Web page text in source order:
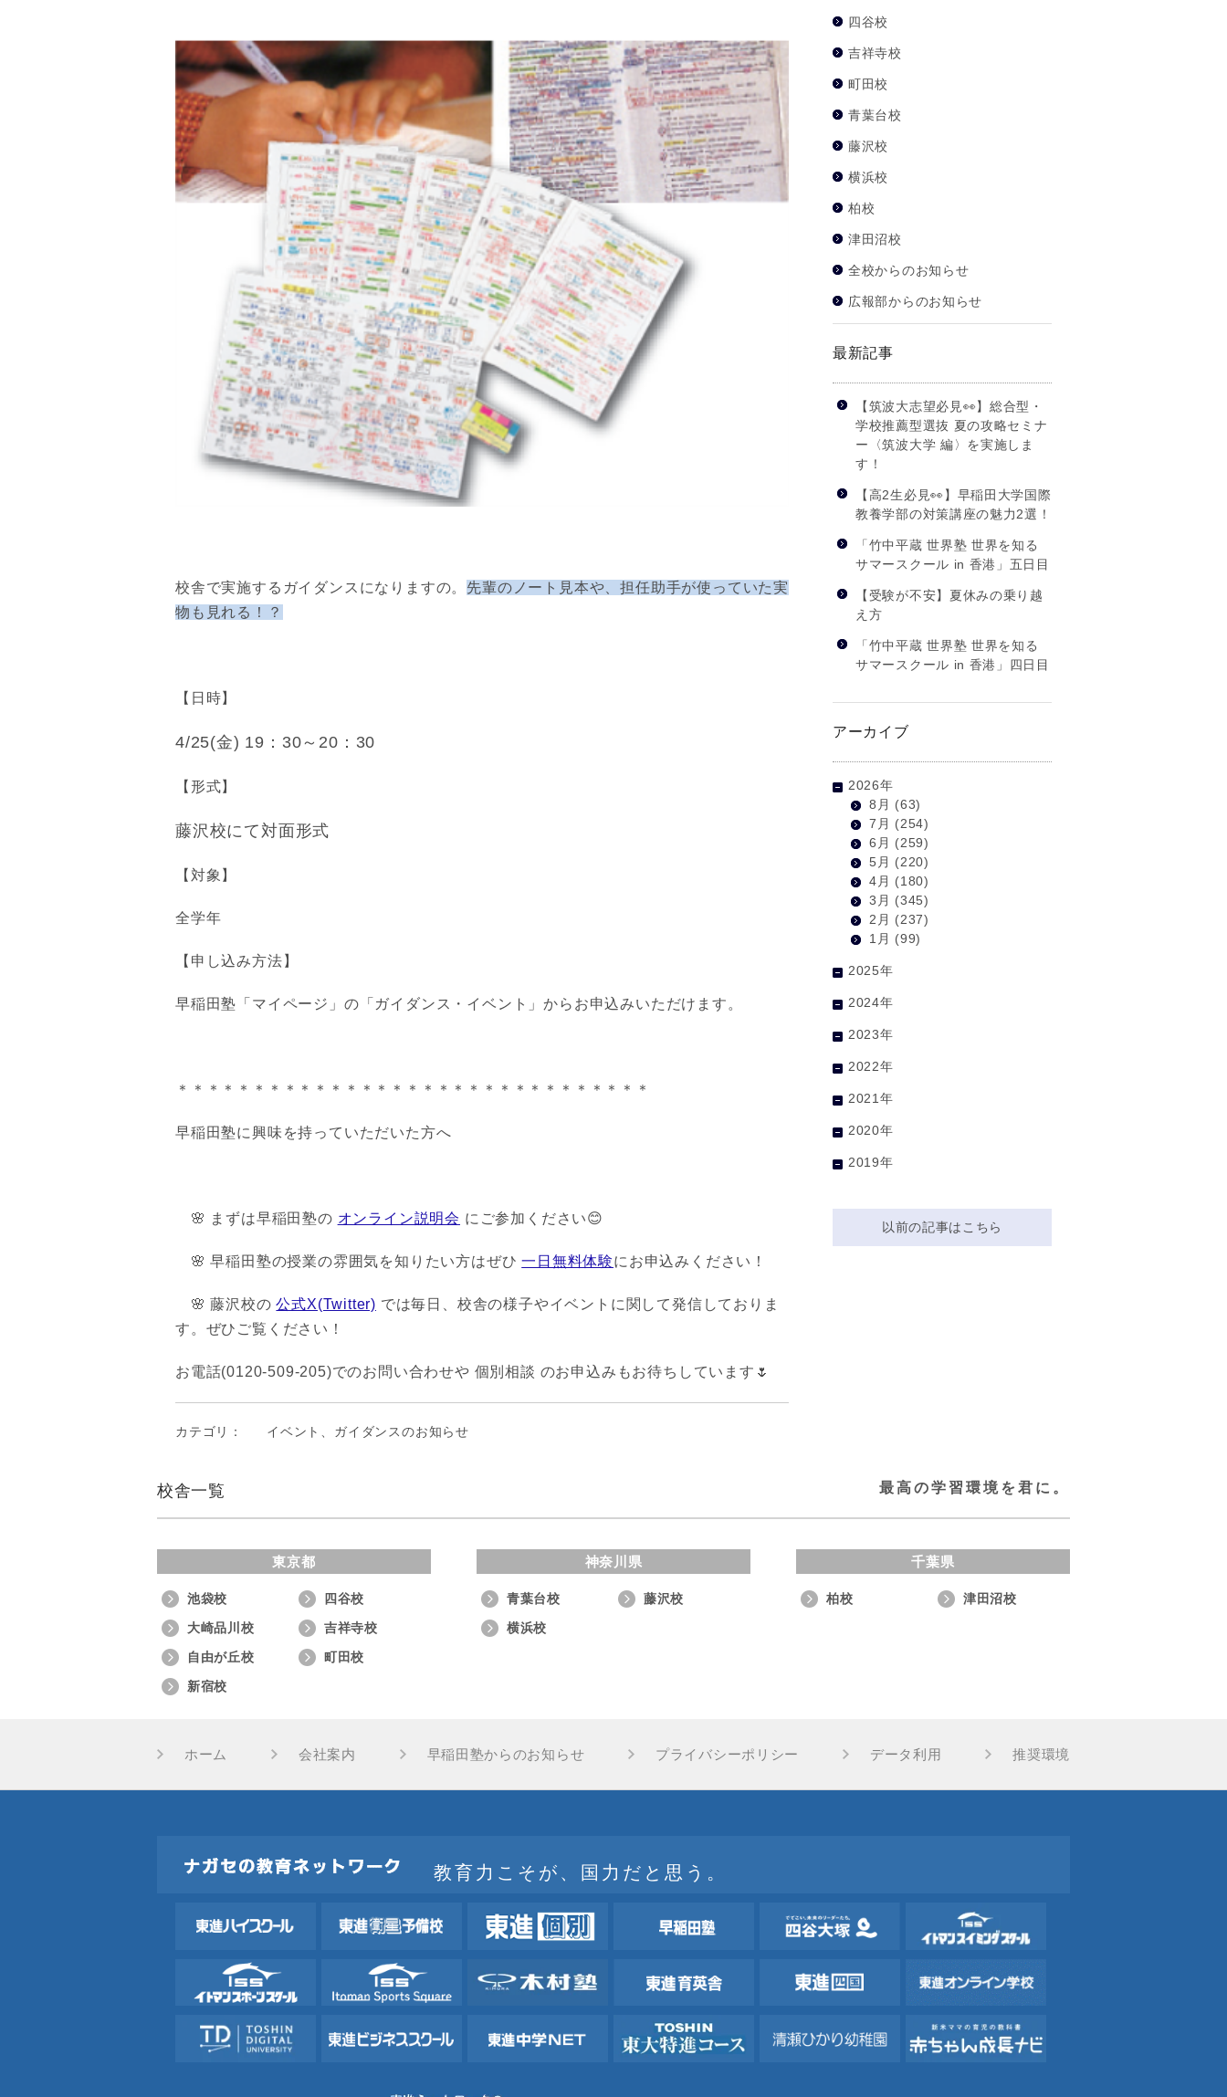
校舎で実施するガイダンスになりますの。 先輩のノート見本や、担任助手が使っていた実
物も見れる！？
【日時】
4/25(金) 19：30～20：30
【形式】
藤沢校にて対面形式
【対象】
全学年
【申し込み方法】
早稲田塾「マイページ」の「ガイダンス・イベント」からお申込みいただけます。
＊＊＊＊＊＊＊＊＊＊＊＊＊＊＊＊＊＊＊＊＊＊＊＊＊＊＊＊＊＊＊
早稲田塾に興味を持っていただいた方へ
🌸 まずは早稲田塾の オンライン説明会 にご参加ください😊
🌸 早稲田塾の授業の雰囲気を知りたい方はぜひ一日無料体験にお申込みください！
🌸 藤沢校の公式X(Twitter) では毎日、校舎の様子やイベントに関して発信しておりま
す。ぜひご覧ください！
お電話(0120-509-205)でのお問い合わせや 個別相談 のお申込みもお待ちしています🌷
カテゴリ： イベント、ガイダンスのお知らせ
四谷校
吉祥寺校
町田校
青葉台校
藤沢校
横浜校
柏校
津田沼校
全校からのお知らせ
広報部からのお知らせ
最新記事
【筑波大志望必見👀】総合型・
学校推薦型選抜 夏の攻略セミナ
ー〈筑波大学 編〉を実施しま
す！
【高2生必見👀】早稲田大学国際
教養学部の対策講座の魅力2選！
「竹中平蔵 世界塾 世界を知る
サマースクール in 香港」五日目
【受験が不安】夏休みの乗り越
え方
「竹中平蔵 世界塾 世界を知る
サマースクール in 香港」四日目
アーカイブ
2026年
8月 (63)
7月 (254)
6月 (259)
5月 (220)
4月 (180)
3月 (345)
2月 (237)
1月 (99)
2025年
2024年
2023年
2022年
2021年
2020年
2019年
以前の記事はこちら
校舎一覧 最高の学習環境を君に。
東京都
池袋校
四谷校
大崎品川校
吉祥寺校
自由が丘校
町田校
新宿校
神奈川県
青葉台校
藤沢校
横浜校
千葉県
柏校 津田沼校
ホーム 会社案内 早稲田塾からのお知らせ プライバシーポリシー データ利用 推奨環境
教育力こそが、国力だと思う。